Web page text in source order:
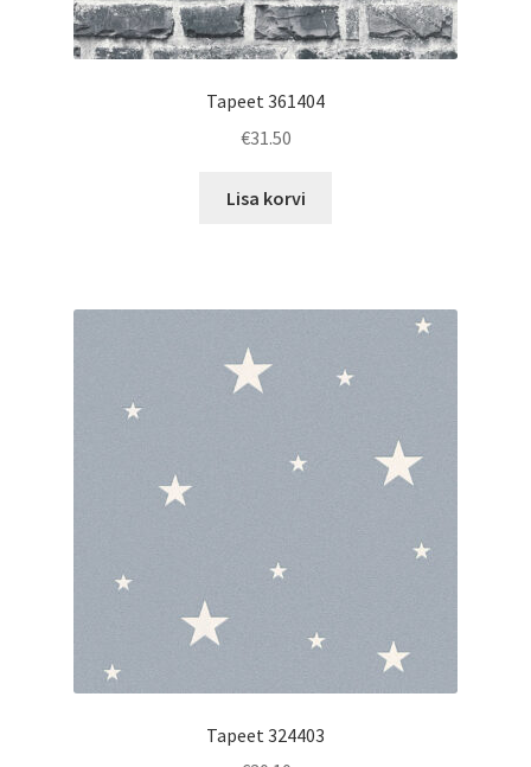
Tapeet 361404
€31.50
Lisa korvi
Tapeet 324403